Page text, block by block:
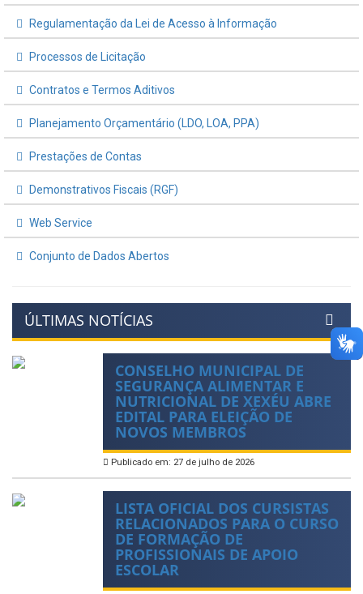
Regulamentação da Lei de Acesso à Informação
Processos de Licitação
Contratos e Termos Aditivos
Planejamento Orçamentário (LDO, LOA, PPA)
Prestações de Contas
Demonstrativos Fiscais (RGF)
Web Service
Conjunto de Dados Abertos
ÚLTIMAS NOTÍCIAS
CONSELHO MUNICIPAL DE
SEGURANÇA ALIMENTAR E
NUTRICIONAL DE XEXÉU ABRE
EDITAL PARA ELEIÇÃO DE
NOVOS MEMBROS
Publicado em: 27 de julho de 2026
LISTA OFICIAL DOS CURSISTAS
RELACIONADOS PARA O CURSO
DE FORMAÇÃO DE
PROFISSIONAIS DE APOIO
ESCOLAR